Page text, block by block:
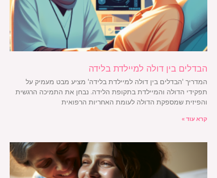
הבדלים בין דולה למיילדת בלידה
המדריך 'הבדלים בין דולה למיילדת בלידה' מציע מבט מעמיק על
תפקידי הדולה והמיילדת בתקופת הלידה. נבחן את התמיכה הרגשית
והפיזית שמספקת הדולה לעומת האחריות הרפואית
קרא עוד »